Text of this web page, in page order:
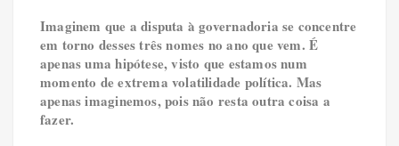
Imaginem que a disputa à governadoria se concentre
em torno desses três nomes no ano que vem. É
apenas uma hipótese, visto que estamos num
momento de extrema volatilidade política. Mas
apenas imaginemos, pois não resta outra coisa a
fazer.